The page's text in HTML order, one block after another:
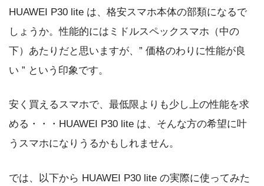
HUAWEI P30 lite は、格安スマホ本体の部類になるで
しょうか。性能的にはミドルスペックスマホ（中の
下）あたりだと思いますが、” 価格のわりに性能が良
い ” という印象です。
安く買えるスマホで、最低限よりも少し上の性能を求
める・・・HUAWEI P30 lite は、そんな方の希望に叶
うスマホになりうるかもしれません。
では、以下から HUAWEI P30 lite の実際に使ってみた